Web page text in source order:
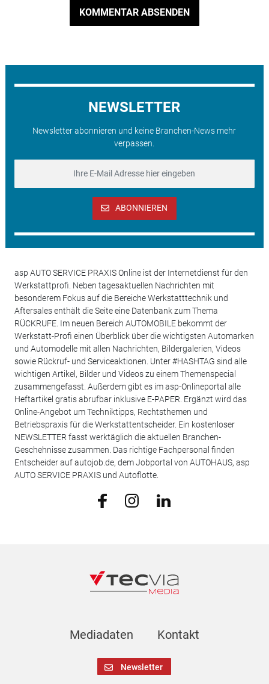
KOMMENTAR ABSENDEN
NEWSLETTER
Newsletter abonnieren und keine Branchen-News mehr
verpassen.
ABONNIEREN
asp AUTO SERVICE PRAXIS Online ist der Internetdienst für den
Werkstattprofi. Neben tagesaktuellen Nachrichten mit
besonderem Fokus auf die Bereiche Werkstatttechnik und
Aftersales enthält die Seite eine Datenbank zum Thema
RÜCKRUFE. Im neuen Bereich AUTOMOBILE bekommt der
Werkstatt-Profi einen Überblick über die wichtigsten Automarken
und Automodelle mit allen Nachrichten, Bildergalerien, Videos
sowie Rückruf- und Serviceaktionen. Unter #HASHTAG sind alle
wichtigen Artikel, Bilder und Videos zu einem Themenspecial
zusammengefasst. Außerdem gibt es im asp-Onlineportal alle
Heftartikel gratis abrufbar inklusive E-PAPER. Ergänzt wird das
Online-Angebot um Techniktipps, Rechtsthemen und
Betriebspraxis für die Werkstattentscheider. Ein kostenloser
NEWSLETTER fasst werktäglich die aktuellen Branchen-
Geschehnisse zusammen. Das richtige Fachpersonal finden
Entscheider auf autojob.de, dem Jobportal von AUTOHAUS, asp
AUTO SERVICE PRAXIS und Autoflotte.
Mediadaten Kontakt
Newsletter